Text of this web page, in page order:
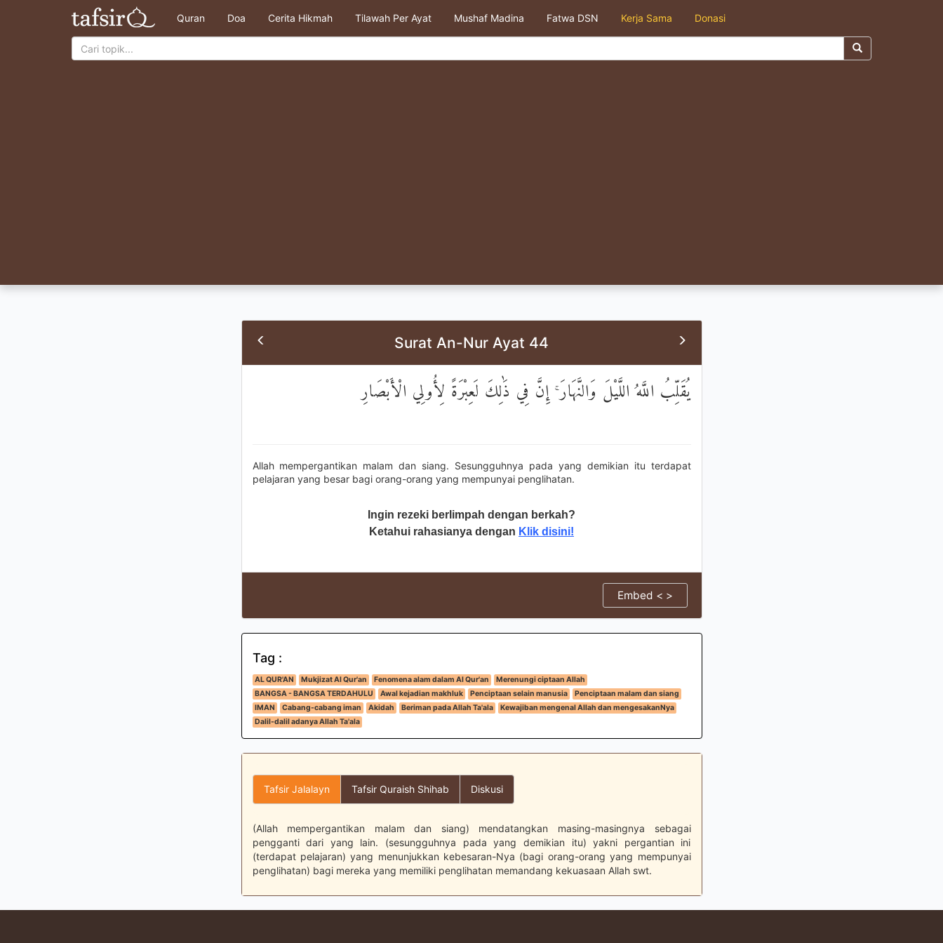
Quran Doa Cerita Hikmah Tilawah Per Ayat Mushaf Madina Fatwa DSN Kerja Sama Donasi
Surat An-Nur Ayat 44
يُقَلِّبُ اللَّهُ اللَّيْلَ وَالنَّهَارَ ۚ إِنَّ فِي ذَٰلِكَ لَعِبْرَةً لِأُولِي الْأَبْصَارِ
Allah mempergantikan malam dan siang. Sesungguhnya pada yang demikian itu terdapat
pelajaran yang besar bagi orang-orang yang mempunyai penglihatan.
Ingin rezeki berlimpah dengan berkah?
Ketahui rahasianya dengan Klik disini!
Embed < >
Tag :
AL QUR'AN Mukjizat Al Qur'an Fenomena alam dalam Al Qur'an
Merenungi ciptaan Allah
BANGSA - BANGSA TERDAHULU
Awal kejadian makhluk Penciptaan selain manusia
Penciptaan malam dan siang
IMAN
Cabang-cabang iman Akidah Beriman pada Allah Ta'ala
Kewajiban mengenal Allah dan mengesakanNya
Dalil-dalil adanya Allah Ta'ala
Tafsir Jalalayn Tafsir Quraish Shihab Diskusi
(Allah mempergantikan malam dan siang) mendatangkan masing-masingnya sebagai
pengganti dari yang lain. (sesungguhnya pada yang demikian itu) yakni pergantian ini
(terdapat pelajaran) yang menunjukkan kebesaran-Nya (bagi orang-orang yang mempunyai
penglihatan) bagi mereka yang memiliki penglihatan memandang kekuasaan Allah swt.